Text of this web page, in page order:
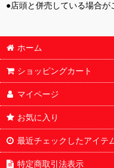
●店頭と併売している場合が
ホーム
ショッピングカート
マイページ
お気に入り
最近チェックしたアイテ
特定商取引法表示